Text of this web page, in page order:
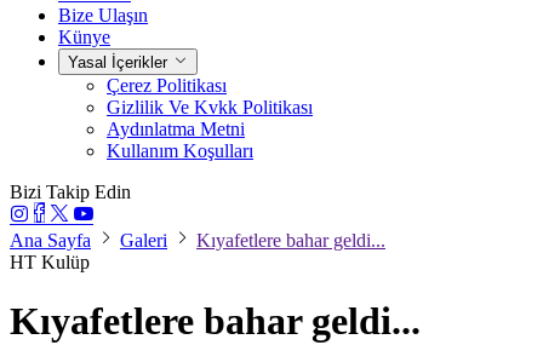
Bize Ulaşın
Künye
Yasal İçerikler
Çerez Politikası
Gizlilik Ve Kvkk Politikası
Aydınlatma Metni
Kullanım Koşulları
Bizi Takip Edin
Ana Sayfa Galeri
Kıyafetlere bahar geldi...
HT Kulüp
Kıyafetlere bahar geldi...